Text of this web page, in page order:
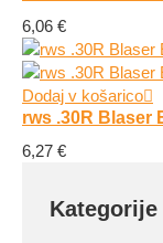
6,06 €
Dodaj v košarico
rws .30R Blaser
6,27 €